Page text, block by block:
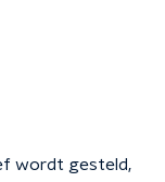
wordt gesteld,